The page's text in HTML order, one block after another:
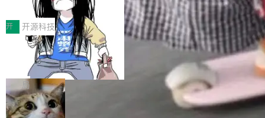
得住、用得稳、省得下、更安全！ 一、从现在开
始，Token使用一目...
q2Seq 和 DocAI 的共同发明人）以及 Oriol Vin
yals（Gemini 联合负责人，AlphaSta...
中文驱动的数字员工，自主理解需求、规划步
骤、编写代码。不挑模型、不挑平台，curl 一行
装完即用。 开源地址：Gitee · GitCode · GitHu
b 安装 支持 Java 8+（8~26）、macOS / Linu
x / Windows / Harmony PC。 # macOS / Linu
x / Harmony PC curl -fsSL https://solon.noea
r.org/solon...
价值潜能：华为云码道（CodeArts）
代码仓技术解析
一、代码仓深度理解技术的作用与价值 在软件工
程实践中，代码仓是企业核心知识资产的主要载
体。企业级代码仓库通常包含数十万乃至数百万
个文件，其规模远超单次模型调用可承载的上下
文窗口。随着项目规模的持续扩张与代码历史的
不断累积，代码仓中的模块关系、接口契约、业
务逻辑等关键信息往往分散于数十乃至数百个文
件之中，形成高度复杂的知识关联网络。传统的
开 开源科技
一条“删库”命令跑 17 小时，算法工程
师删光 89TB 数据只为干私活
最高人民检察院8月4日公布了一起案件：北京一
名90后算法工程师王某，为了给自己接的私活腾
服务器空间，删光了公司AI游戏部门的全部核心
数据。 王某2024年1月入职东城区某科技公司AI
局